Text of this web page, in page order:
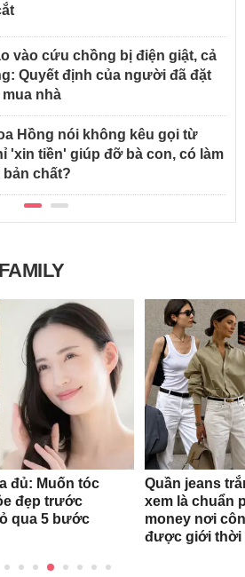
vào cứu chồng bị điện giật, cả
Quyết định của người đã đặt
nhà
Hồng nói không kêu gọi từ
'xin tiền' giúp đỡ bà con, có làm
chất?
đủ: Muốn tóc
đẹp trước
qua 5 bước
Quần jeans
xem là chuẩn
money nơi
được giới thời